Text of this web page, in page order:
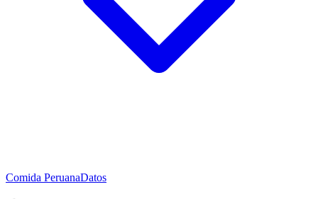
Comida PeruanaDatos